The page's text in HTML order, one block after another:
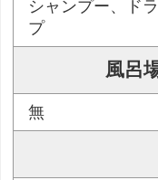
シャンプー、ド
プ
風呂
無